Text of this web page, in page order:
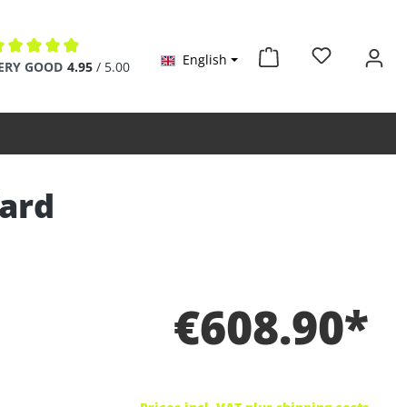
rating of 4.9 out of 5 stars
GOOD 4.95 / 5.00 English
€608.90*